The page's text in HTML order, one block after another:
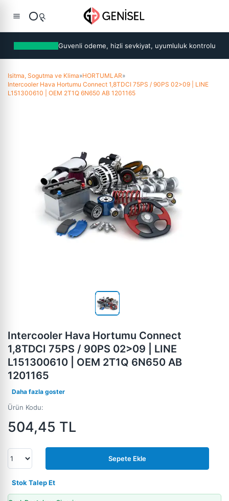
Guvenli odeme, hizli sevkiyat, uyumluluk kontrolu
Isitma, Sogutma ve Klima»HORTUMLAR»
Intercooler Hava Hortumu Connect 1,8TDCI 75PS / 90PS 02>09 | LINE
L151300610 | OEM 2T1Q 6N650 AB 1201165
Intercooler Hava Hortumu Connect
1,8TDCI 75PS / 90PS 02>09 | LINE
L151300610 | OEM 2T1Q 6N650 AB
1201165
Daha fazla goster
Ürün Kodu:
504,45 TL
Sepete Ekle
Stok Talep Et